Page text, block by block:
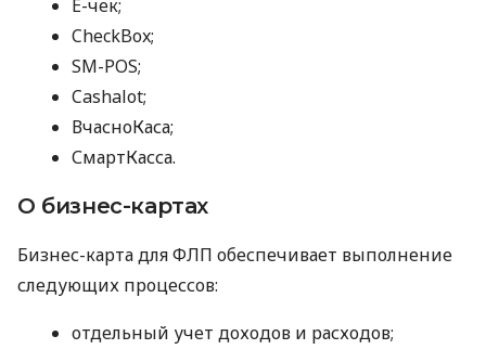
E-чек;
CheckBox;
SM-POS;
Cashalot;
ВчасноКаса;
СмартКасса.
О бизнес-картах
Бизнес-карта для ФЛП обеспечивает выполнение
следующих процессов:
отдельный учет доходов и расходов;